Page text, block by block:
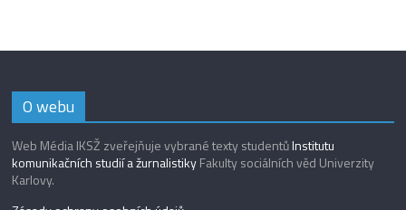
O webu
Web Média IKSŽ zveřejňuje vybrané texty studentůInstitutu
komunikačních studií a žurnalistikyFakulty sociálních věd Univerzity
Karlovy.